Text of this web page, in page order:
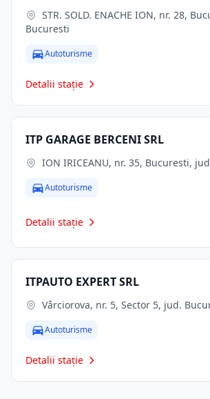
Bucuresti
Autoturisme
Detalii stație
ITP GARAGE BERCENI SRL
ION IRICEANU, nr. 35, Bucuresti,
Autoturisme
Detalii stație
ITPAUTO EXPERT SRL
Vârciorova, nr. 5, Sector 5, jud.
Autoturisme
Detalii stație